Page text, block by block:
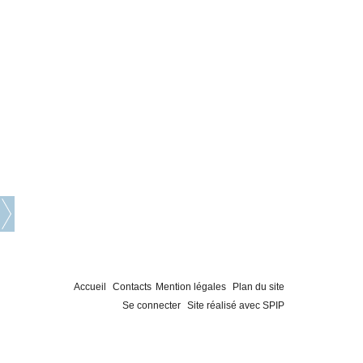
Accueil Contacts Mention légales
Plan du site
Se connecter Site réalisé avec SPIP